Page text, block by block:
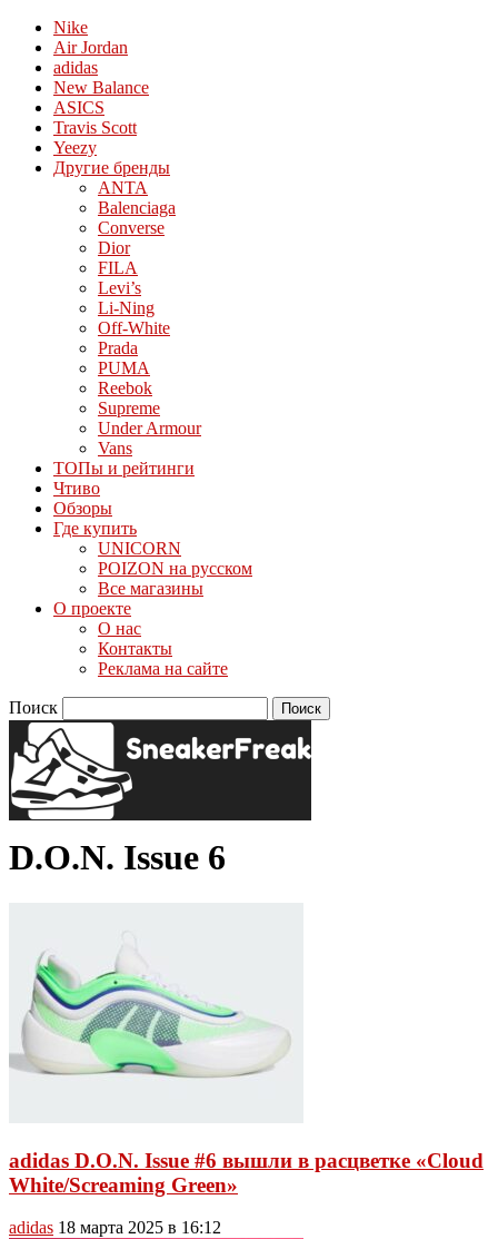
Nike
Air Jordan
adidas
New Balance
ASICS
Travis Scott
Yeezy
Другие бренды
ANTA
Balenciaga
Converse
Dior
FILA
Levi’s
Li-Ning
Off-White
Prada
PUMA
Reebok
Supreme
Under Armour
Vans
ТОПы и рейтинги
Чтиво
Обзоры
Где купить
UNICORN
POIZON на русском
Все магазины
О проекте
О нас
Контакты
Реклама на сайте
Поиск
D.O.N. Issue 6
adidas D.O.N. Issue #6 вышли в расцветке «Cloud
White/Screaming Green»
adidas 18 марта 2025 в 16:12